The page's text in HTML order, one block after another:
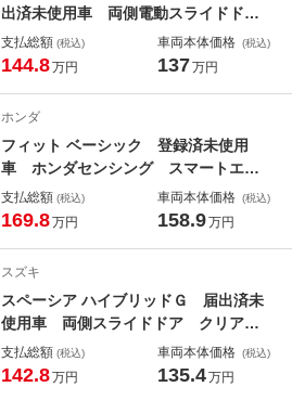
出済未使用車 両側電動スライドド
ア クリアランスソナー レーンアシ
スト 衝突被害軽減システム オート
ート ＣＶＴ 盗難防止システム
支払総額 (税込)
144.8万円
車両本体価格 (税込)
137万円
ホンダ
フィット ベーシック 登録済未使用
車 ホンダセンシング スマートエン
トリーキー バックカメラ
支払総額 (税込)
169.8万円
車両本体価格 (税込)
158.9万円
スズキ
スペーシア ハイブリッドＧ 届出済未
使用車 両側スライドドア クリアラ
ンスソナー レーンアシスト 衝突被
害軽減システム オートライト ＬＥ
支払総額 (税込)
142.8万円
車両本体価格 (税込)
135.4万円